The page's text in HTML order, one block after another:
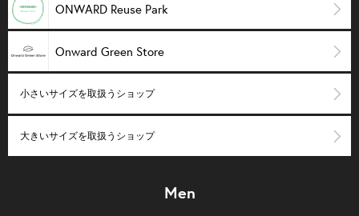
ONWARD Reuse Park
Onward Green Store
小さいサイズを取扱うショップ
大きいサイズを取扱うショップ
Men